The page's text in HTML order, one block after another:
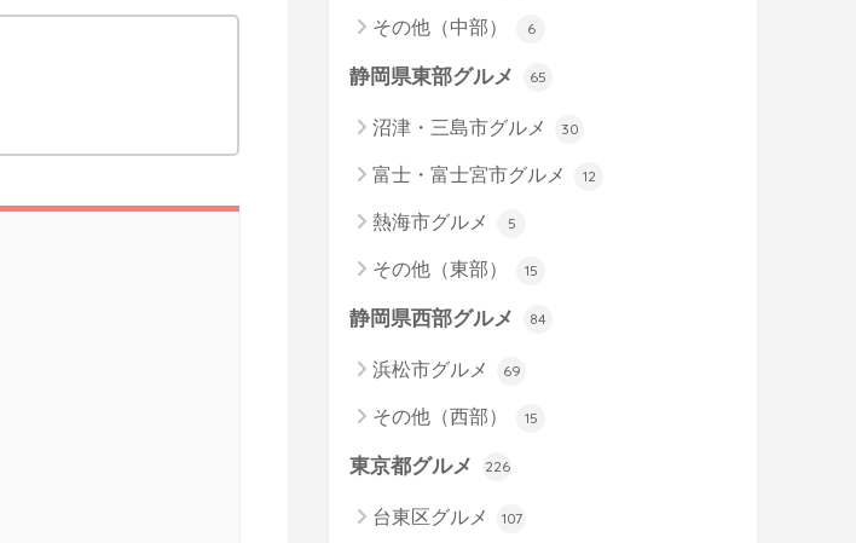
その他（中部） 6
静岡県東部グルメ 65
沼津・三島市グルメ 30
富士・富士宮市グルメ 12
熱海市グルメ 5
その他（東部） 15
静岡県西部グルメ 84
浜松市グルメ 69
その他（西部） 15
東京都グルメ 226
台東区グルメ 107